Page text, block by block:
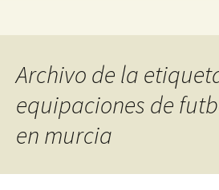
Archivo de la
equipaciones de
en murcia